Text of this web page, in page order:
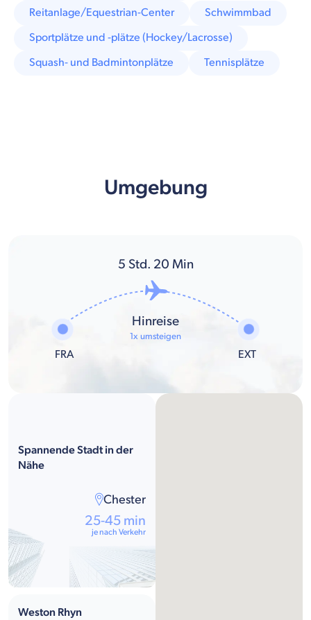
Reitanlage/Equestrian-Center
Schwimmbad
Sportplätze und -plätze (Hockey/Lacrosse)
Squash- und Badmintonplätze
Tennisplätze
Umgebung
5 Std. 20 Min
FRA
Hinreise
1x umsteigen
EXT
Spannende Stadt in der
Nähe
Chester
25-45 min
je nach Verkehr
Weston Rhyn